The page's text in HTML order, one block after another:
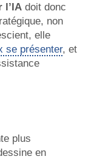
l’IA doit donc
non
elle
se présenter, et
plus
en